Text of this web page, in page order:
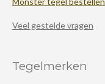
Veel gestelde vragen
Tegelmerken